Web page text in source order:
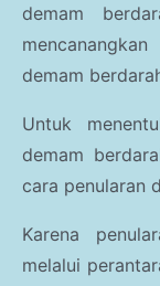
demam
demam
Untuk
demam
cara penularan
Karena
melalui